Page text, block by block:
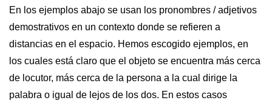
En los ejemplos abajo se usan los pronombres / adjetivos
demostrativos en un contexto donde se refieren a
distancias en el espacio. Hemos escogido ejemplos, en
los cuales está claro que el objeto se encuentra más cerca
de locutor, más cerca de la persona a la cual dirige la
palabra o igual de lejos de los dos. En estos casos